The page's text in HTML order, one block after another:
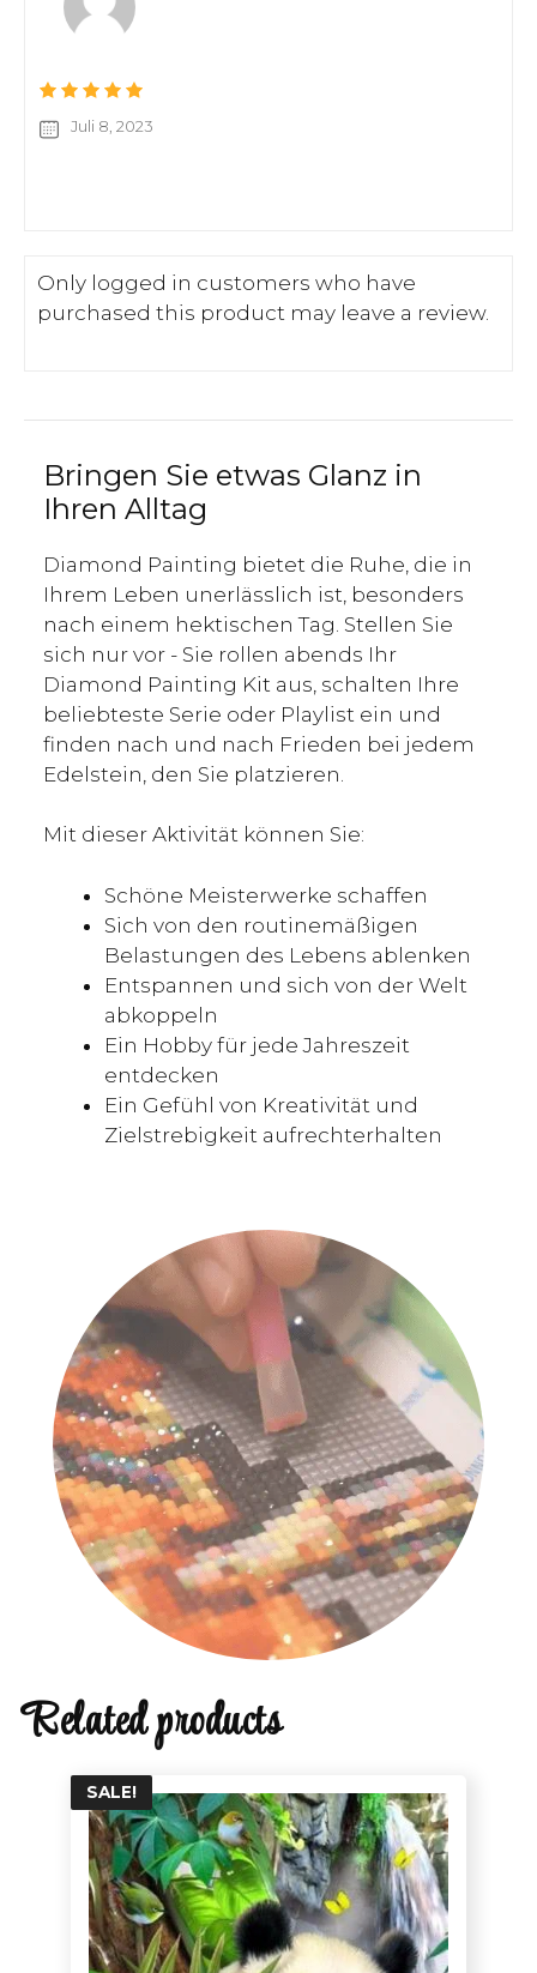
Juli 8, 2023
Only logged in customers who have
purchased this product may leave a review.
Bringen Sie etwas Glanz in
Ihren Alltag
Diamond Painting bietet die Ruhe, die in
Ihrem Leben unerlässlich ist, besonders
nach einem hektischen Tag. Stellen Sie
sich nur vor - Sie rollen abends Ihr
Diamond Painting Kit aus, schalten Ihre
beliebteste Serie oder Playlist ein und
finden nach und nach Frieden bei jedem
Edelstein, den Sie platzieren.
Mit dieser Aktivität können Sie:
Schöne Meisterwerke schaffen
Sich von den routinemäßigen
Belastungen des Lebens ablenken
Entspannen und sich von der Welt
abkoppeln
Ein Hobby für jede Jahreszeit
entdecken
Ein Gefühl von Kreativität und
Zielstrebigkeit aufrechterhalten
Related products
SALE!